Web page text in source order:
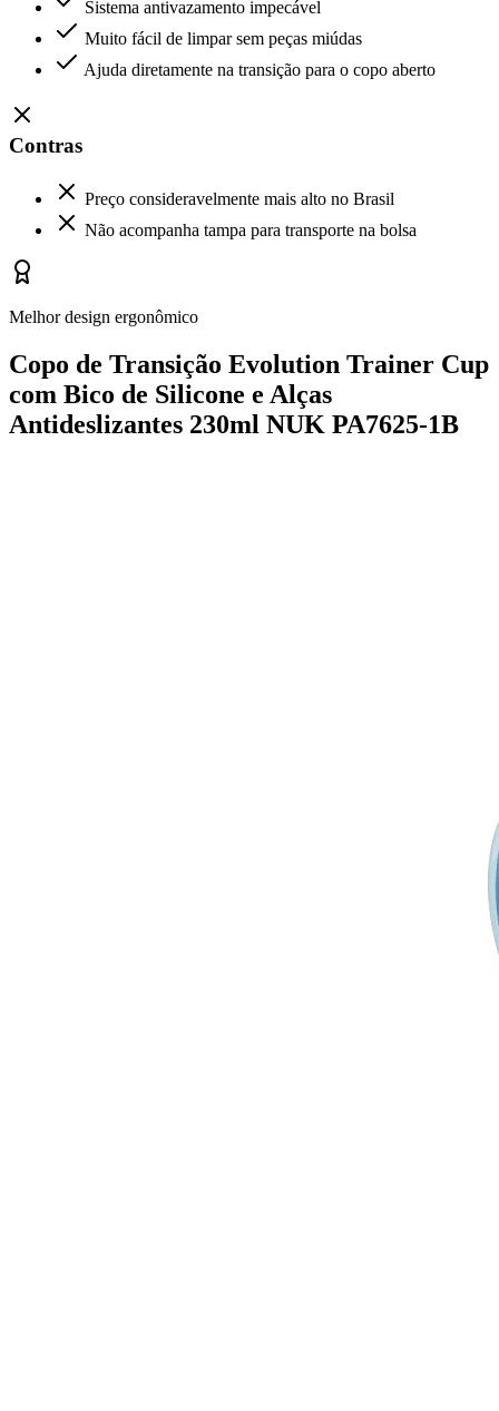
Sistema antivazamento impecável
Muito fácil de limpar sem peças miúdas
Ajuda diretamente na transição para o copo aberto
Contras
Preço consideravelmente mais alto no Brasil
Não acompanha tampa para transporte na bolsa
Melhor design ergonômico
Copo de Transição Evolution Trainer Cup
com Bico de Silicone e Alças
Antideslizantes 230ml NUK PA7625-1B